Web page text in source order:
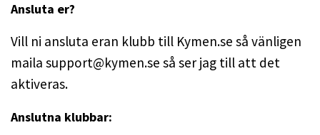
Ansluta er?
Vill ni ansluta eran klubb till Kymen.se så vänligen
maila support@kymen.se så ser jag till att det
aktiveras.
Anslutna klubbar: